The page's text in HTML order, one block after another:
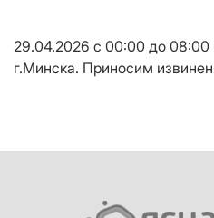
29.04.2026 с 00:00 до 08:00
г.Минска. Приносим